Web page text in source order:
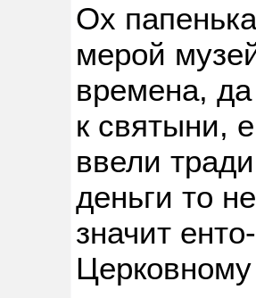
Ох
мерой
времена, да
к святыни,
ввели
деньги то
значит